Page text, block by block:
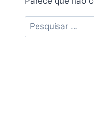
Pesquisar
por: